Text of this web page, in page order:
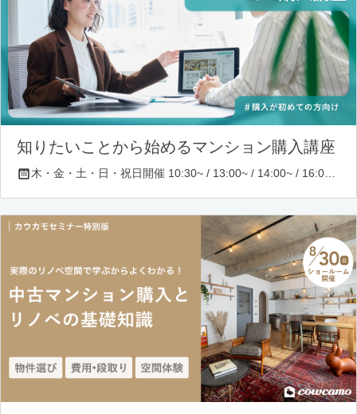
知りたいことから始めるマンション購入講座
木・金・土・日・祝日開催 10:30~ / 13:00~ / 14:00~ / 16:00~ / 17:00~/ 18:30~/ 19:30~